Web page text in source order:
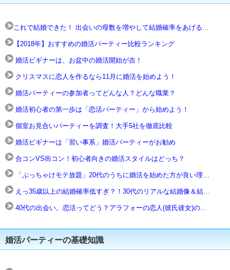
これで結婚できた！ 出会いの母数を増やして結婚確率をあげる具体的な手順
【2018年】おすすめの婚活パーティー比較ランキング
婚活ビギナーは、お盆中の婚活開始が吉！
クリスマスに恋人を作るなら11月に婚活を始めよう！
婚活パーティーの参加者ってどんな人？どんな職業？
婚活初心者の第一歩は「恋活パーティー」から始めよう！
個室お見合いパーティーを調査！大手5社を徹底比較
婚活ビギナーは「習い事系」婚活パーティーがお勧め
合コンVS街コン！初心者向きの婚活スタイルはどっち？
「ぶっちゃけモテ放題」20代のうちに婚活を始めた方が良い理由＆婚活方法
えっ35歳以上の結婚確率低すぎ？！30代のリアルな結婚像＆結婚出来る婚活方法
40代の出会い。恋活ってどう？アラフォーの恋人(彼氏彼女)の探し方
婚活パーティーの基礎知識